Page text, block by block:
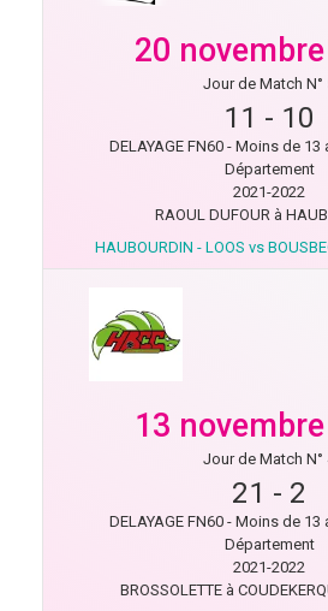
20
Jour de Match N°
11 - 10
DELAYAGE FN60 - Moins de
Département
2021-2022
RAOUL DUFOUR à
HAUBOURDIN - LOOS vs
13
Jour de Match N°
21 - 2
DELAYAGE FN60 - Moins de
Département
2021-2022
BROSSOLETTE à